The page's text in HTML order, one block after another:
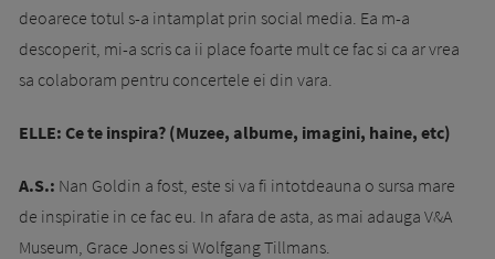
deoarece totul s-a intamplat prin social media. Ea m-a
descoperit, mi-a scris ca ii place foarte mult ce fac si ca ar vrea
sa colaboram pentru concertele ei din vara.
ELLE: Ce te inspira? (Muzee, albume, imagini, haine, etc)
A.S.: Nan Goldin a fost, este si va fi intotdeauna o sursa mare
de inspiratie in ce fac eu. In afara de asta, as mai adauga V&A
Museum, Grace Jones si Wolfgang Tillmans.